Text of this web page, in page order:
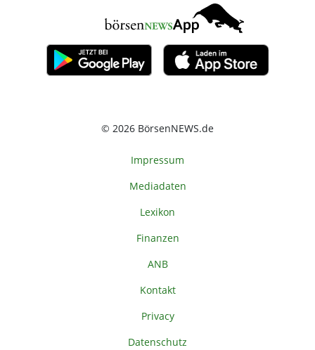
© 2026 BörsenNEWS.de
Impressum
Mediadaten
Lexikon
Finanzen
ANB
Kontakt
Privacy
Datenschutz